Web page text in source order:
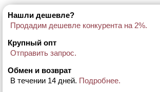
Нашли дешевле?
Продадим дешевле конкурента на 2%.
Крупный опт
Отправить запрос.
Обмен и возврат
В течении 14 дней. Подробнее.